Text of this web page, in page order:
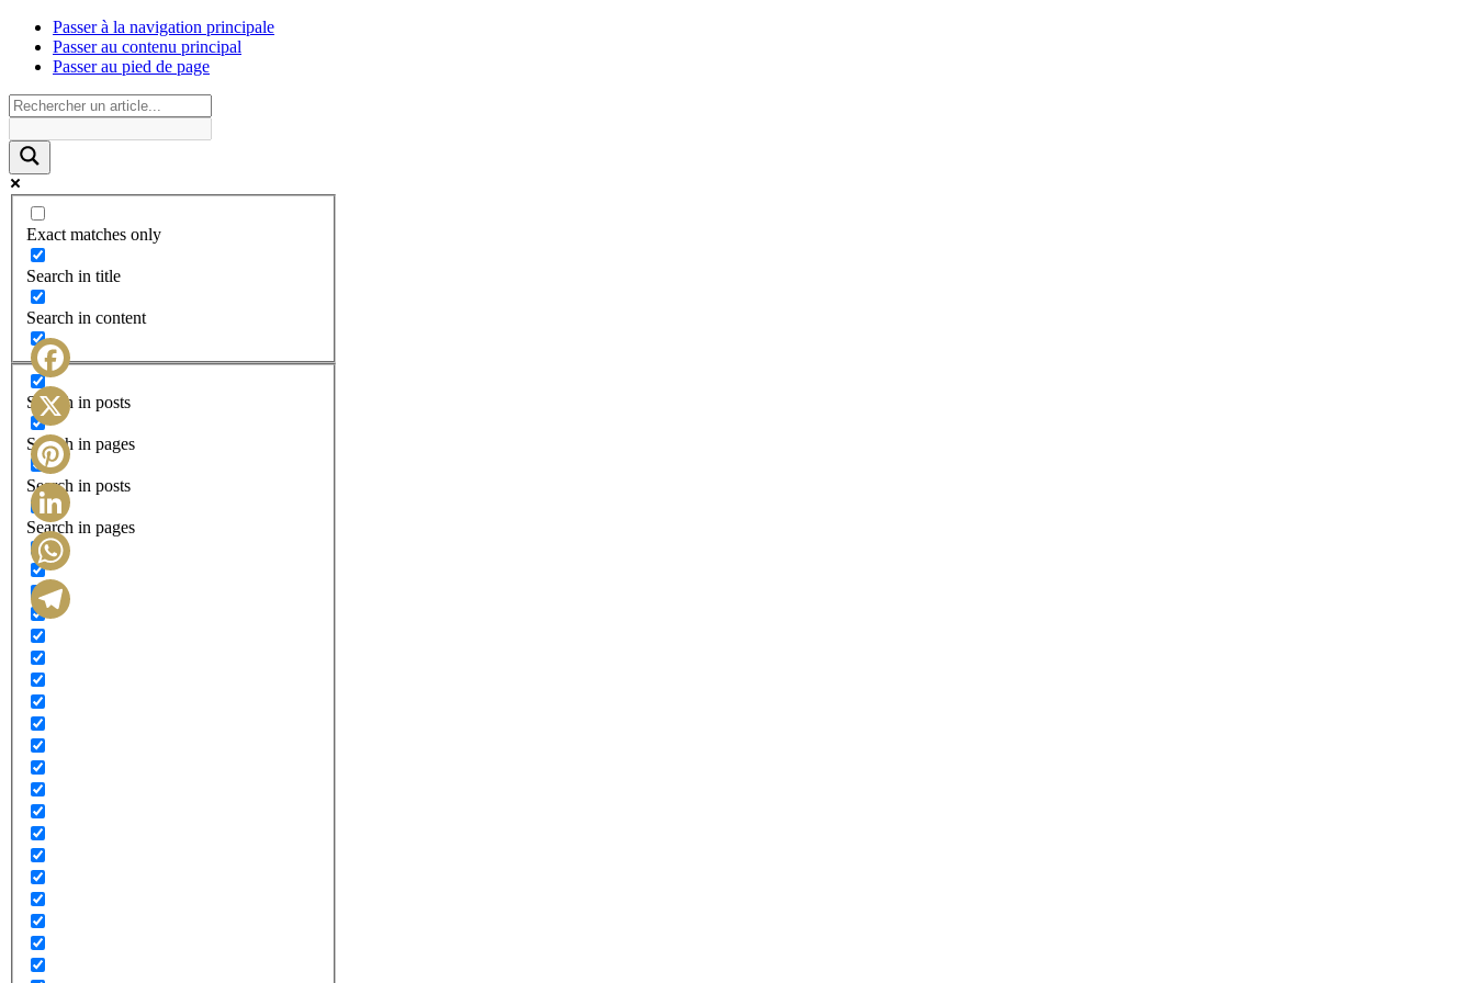
Passer à la navigation principale
Passer au contenu principal
Passer au pied de page
Exact matches only
Search in title
Search in content
Search in posts
Search in pages
Search in posts
Search in pages
Facebook
X
Pinterest
LinkedIn
WhatsApp
Telegram